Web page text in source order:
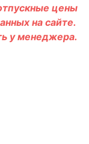
цены
на сайте.
у менеджера.